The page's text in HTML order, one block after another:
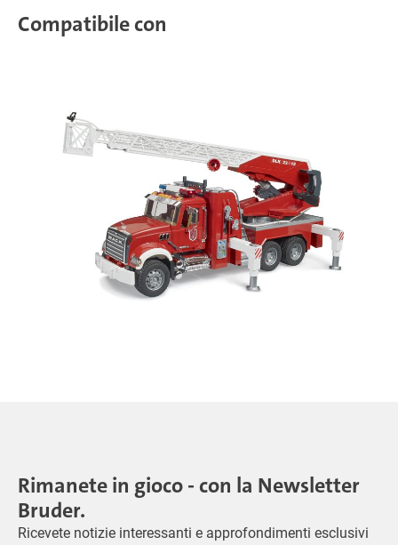
Compatibile con
Rimanete in gioco - con la Newsletter
Bruder.
Ricevete notizie interessanti e approfondimenti esclusivi